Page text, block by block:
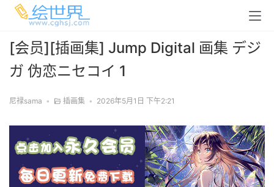
[会员][插画集] Jump Digital 画集 デジ
ガ 伪恋ニセコイ 1
尼禄sama • 插画集 • 2026年5月1日 下午2:21